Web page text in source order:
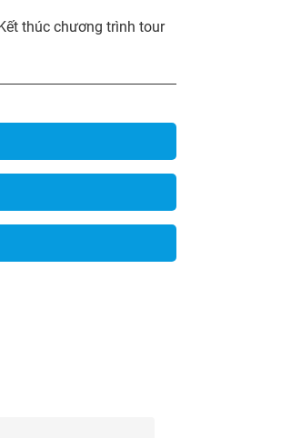
thúc chương trình tour